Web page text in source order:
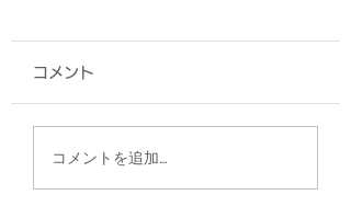
クリアファイル/昭和薬
科大学附属高等学校・
コメント
コメントを追加…